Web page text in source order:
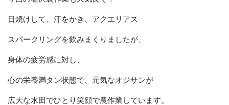
日焼けして、汗をかき、アクエリアス
スパークリングを飲みまくりましたが、
身体の疲労感に対し、
心の栄養満タン状態で、元気なオジサンが
広大な水田でひとり笑顔で農作業しています。